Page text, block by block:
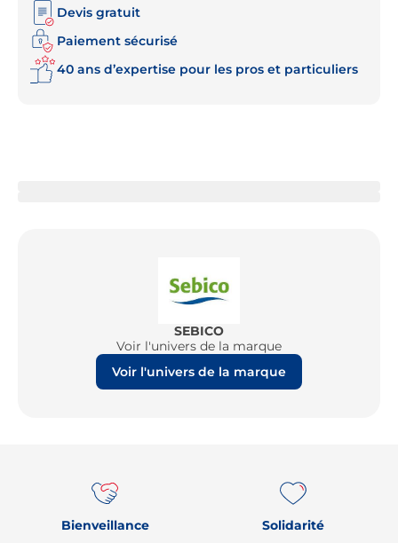
Devis gratuit
Paiement sécurisé
40 ans d’expertise pour les pros et particuliers
SEBICO
Voir l'univers de la marque
Voir l'univers de la marque
Bienveillance
Solidarité